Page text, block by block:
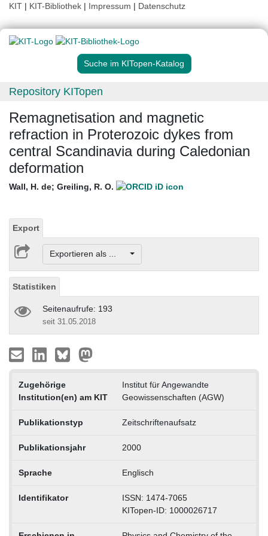
KIT | KIT-Bibliothek | Impressum | Datenschutz
Suche im KITopen-Katalog
Repository KITopen
Remagnetisation and magnetic
refraction in Proterozoic dykes from
central Scandinavia during Caledonian
deformation
Wall, H. de; Greiling, R. O.
Export
Exportieren als ...
Statistiken
Seitenaufrufe: 193
seit 31.05.2018
Zugehörige
Institution(en) am KIT
Institut für Angewandte
Geowissenschaften (AGW)
Publikationstyp Zeitschriftenaufsatz
Publikationsjahr 2000
Sprache Englisch
Identifikator
ISSN: 1474-7065
KITopen-ID: 1000026717